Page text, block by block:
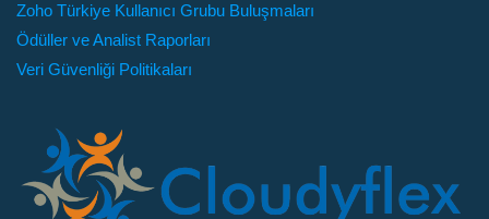
Zoho Türkiye Kullanıcı Grubu Buluşmaları
Ödüller ve Analist Raporları
Veri Güvenliği Politikaları